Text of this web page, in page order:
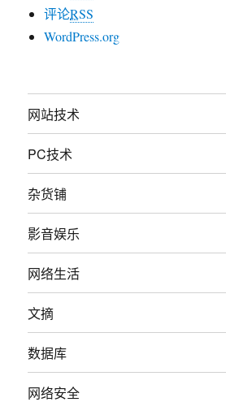
评论RSS
WordPress.org
网站技术
PC技术
杂货铺
影音娱乐
网络生活
文摘
数据库
网络安全